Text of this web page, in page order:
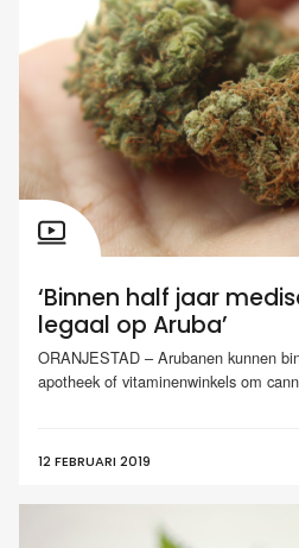
‘Binnen half jaar
legaal op Aruba’
ORANJESTAD – Arubanen kunnen
apotheek of vitaminenwinkels om
12 FEBRUARI 2019